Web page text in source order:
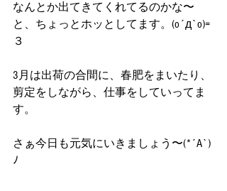
なんとか出てきてくれてるのかな〜
と、ちょっとホッとしてます。(o´д`o)=
３
3月は出荷の合間に、春肥をまいたり、
剪定をしながら、仕事をしていってま
す。
さぁ今日も元気にいきましょう〜(*´A`)
ﾉ